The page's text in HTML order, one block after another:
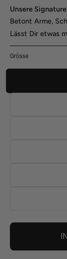
Unsere
Betont Arme,
Lässt Dir etwas
Grösse